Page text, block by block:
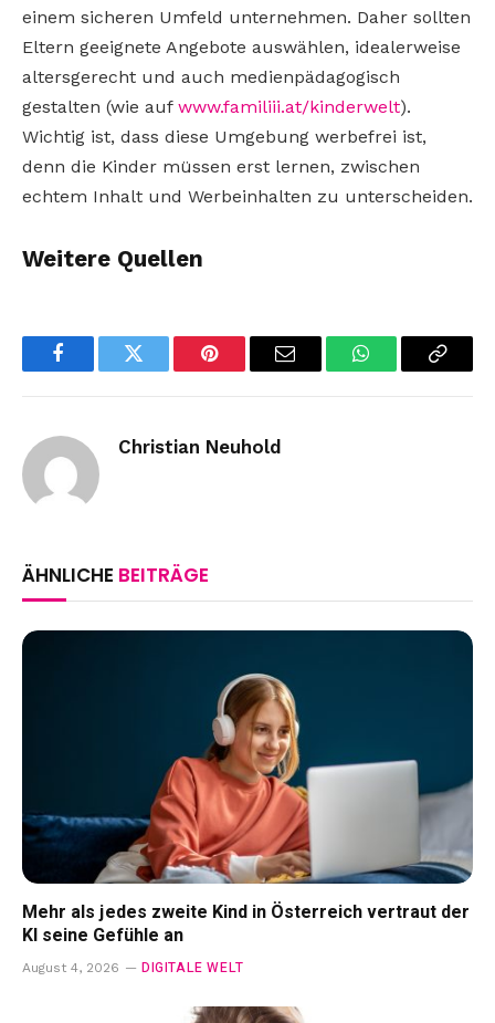
einem sicheren Umfeld unternehmen. Daher sollten
Eltern geeignete Angebote auswählen, idealerweise
altersgerecht und auch medienpädagogisch
gestalten (wie auf www.familiii.at/kinderwelt).
Wichtig ist, dass diese Umgebung werbefrei ist,
denn die Kinder müssen erst lernen, zwischen
echtem Inhalt und Werbeinhalten zu unterscheiden.
Weitere Quellen
FacebookTwitter Pinterest Email WhatsAppCopy
Christian Neuhold
ÄHNLICHE BEITRÄGE
Mehr als jedes zweite Kind in Österreich vertraut der
KI seine Gefühle an
August 4, 2026 DIGITALE WELT